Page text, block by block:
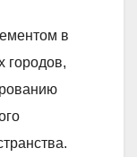
в
городов,